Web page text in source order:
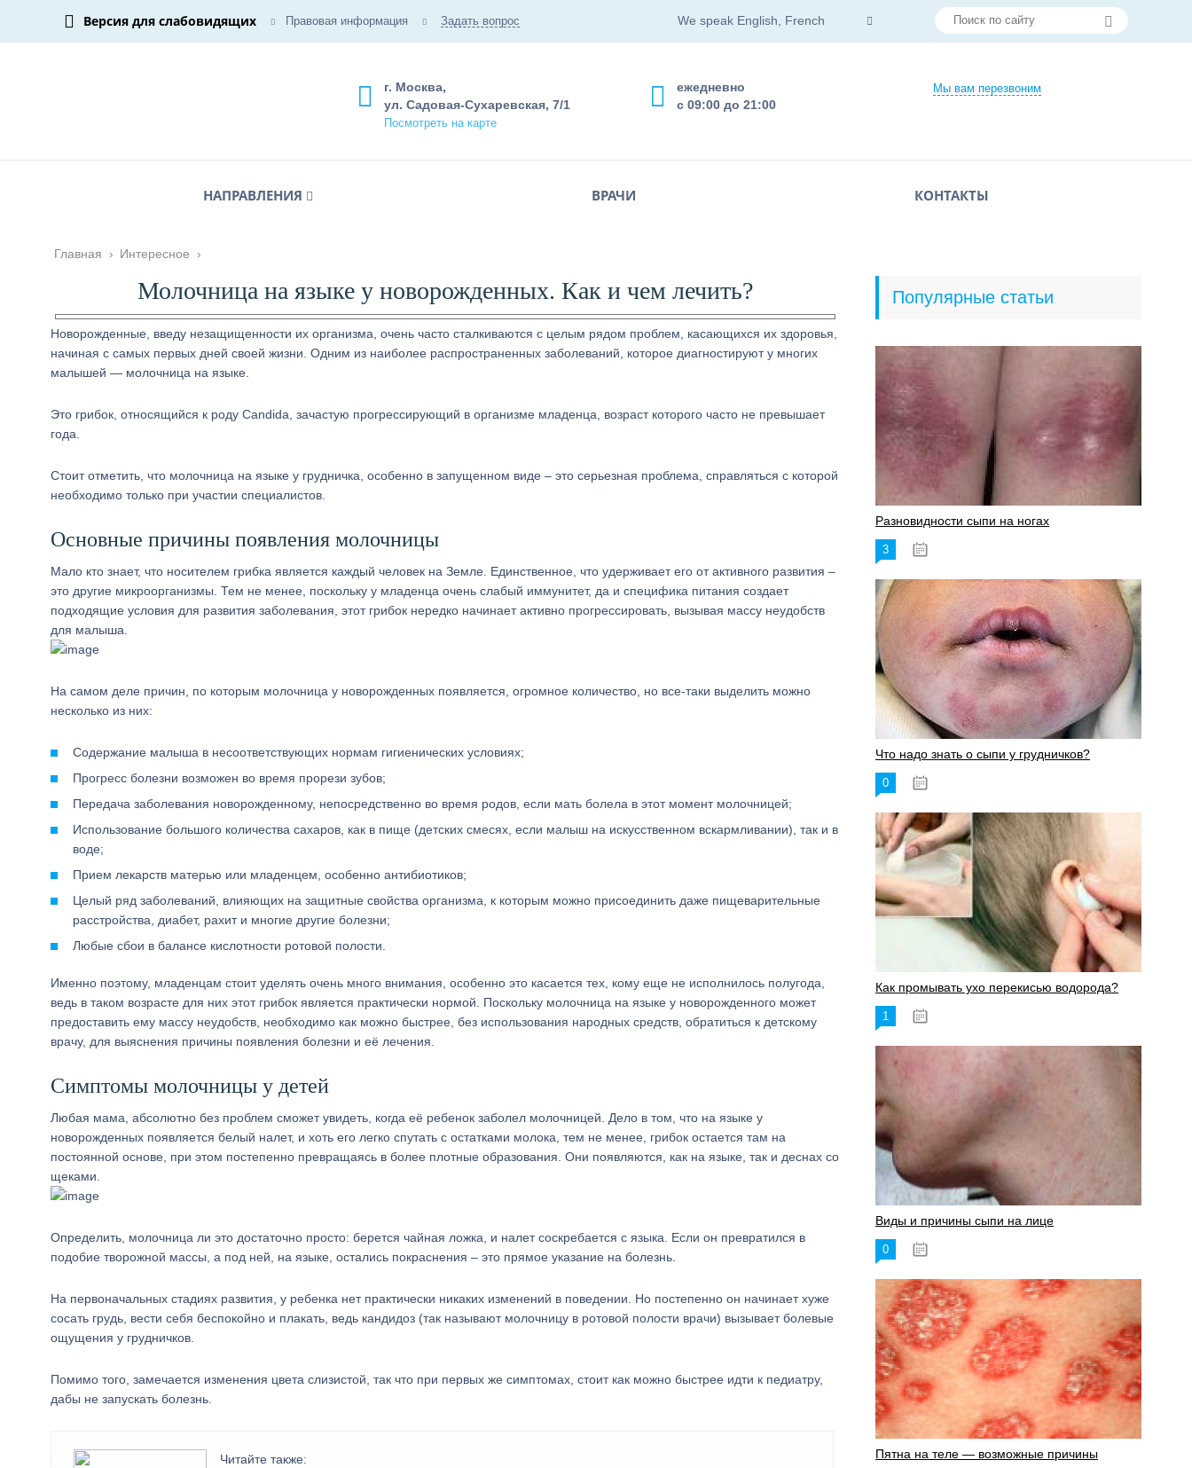
Версия для слабовидящих Правовая информация Задать вопрос We speak English, French
Мы вам перезвоним
ежедневно
с 09:00 до 21:00
г. Москва,
ул. Садовая-Сухаревская, 7/1
Посмотреть на карте
НАПРАВЛЕНИЯ ВРАЧИ КОНТАКТЫ
Главная › Интересное ›
Молочница на языке у новорожденных. Как и чем лечить?
Новорожденные, введу незащищенности их организма, очень часто сталкиваются с целым рядом проблем, касающихся их здоровья,
начиная с самых первых дней своей жизни. Одним из наиболее распространенных заболеваний, которое диагностируют у многих
малышей — молочница на языке.
Это грибок, относящийся к роду Candida, зачастую прогрессирующий в организме младенца, возраст которого часто не превышает
года.
Стоит отметить, что молочница на языке у грудничка, особенно в запущенном виде – это серьезная проблема, справляться с которой
необходимо только при участии специалистов.
Основные причины появления молочницы
Мало кто знает, что носителем грибка является каждый человек на Земле. Единственное, что удерживает его от активного развития –
это другие микроорганизмы. Тем не менее, поскольку у младенца очень слабый иммунитет, да и специфика питания создает
подходящие условия для развития заболевания, этот грибок нередко начинает активно прогрессировать, вызывая массу неудобств
для малыша.
На самом деле причин, по которым молочница у новорожденных появляется, огромное количество, но все-таки выделить можно
несколько из них:
Содержание малыша в несоответствующих нормам гигиенических условиях;
Прогресс болезни возможен во время прорези зубов;
Передача заболевания новорожденному, непосредственно во время родов, если мать болела в этот момент молочницей;
Использование большого количества сахаров, как в пище (детских смесях, если малыш на искусственном вскармливании), так и в
воде;
Прием лекарств матерью или младенцем, особенно антибиотиков;
Целый ряд заболеваний, влияющих на защитные свойства организма, к которым можно присоединить даже пищеварительные
расстройства, диабет, рахит и многие другие болезни;
Любые сбои в балансе кислотности ротовой полости.
Именно поэтому, младенцам стоит уделять очень много внимания, особенно это касается тех, кому еще не исполнилось полугода,
ведь в таком возрасте для них этот грибок является практически нормой. Поскольку молочница на языке у новорожденного может
предоставить ему массу неудобств, необходимо как можно быстрее, без использования народных средств, обратиться к детскому
врачу, для выяснения причины появления болезни и её лечения.
Симптомы молочницы у детей
Любая мама, абсолютно без проблем сможет увидеть, когда её ребенок заболел молочницей. Дело в том, что на языке у
новорожденных появляется белый налет, и хоть его легко спутать с остатками молока, тем не менее, грибок остается там на
постоянной основе, при этом постепенно превращаясь в более плотные образования. Они появляются, как на языке, так и деснах со
щеками.
Определить, молочница ли это достаточно просто: берется чайная ложка, и налет соскребается с языка. Если он превратился в
подобие творожной массы, а под ней, на языке, остались покраснения – это прямое указание на болезнь.
На первоначальных стадиях развития, у ребенка нет практически никаких изменений в поведении. Но постепенно он начинает хуже
сосать грудь, вести себя беспокойно и плакать, ведь кандидоз (так называют молочницу в ротовой полости врачи) вызывает болевые
ощущения у грудничков.
Помимо того, замечается изменения цвета слизистой, так что при первых же симптомах, стоит как можно быстрее идти к педиатру,
дабы не запускать болезнь.
Читайте также:
Популярные статьи
Разновидности сыпи на ногах
3
Что надо знать о сыпи у грудничков?
0
Как промывать ухо перекисью водорода?
1
Виды и причины сыпи на лице
0
Пятна на теле — возможные причины